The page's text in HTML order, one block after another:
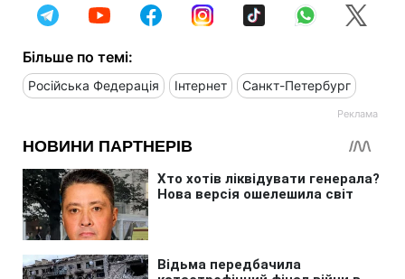
Більше по темі:
Російська Федерація Інтернет Санкт-Петербург